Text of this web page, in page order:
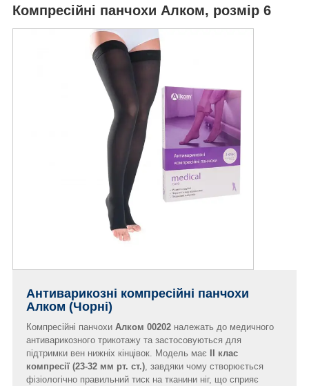
Компресійні панчохи Алком, розмір 6
Антиварикозні компресійні панчохи
Алком (Чорні)
Компресійні панчохи Алком 00202 належать до медичного
антиварикозного трикотажу та застосовуються для
підтримки вен нижніх кінцівок. Модель має
II клас
компресії (23-32 мм рт. ст.), завдяки чому створюється
фізіологічно правильний тиск на тканини ніг, що сприяє